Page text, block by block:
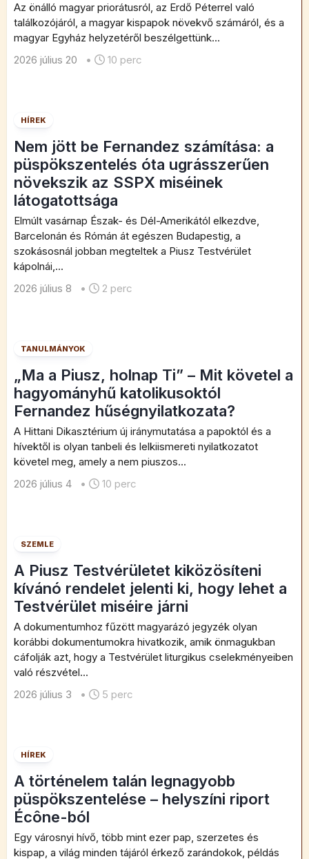
Az önálló magyar priorátusról, az Erdő Péterrel való
találkozójáról, a magyar kispapok növekvő számáról, és a
magyar Egyház helyzetéről beszélgettünk...
2026 július 20
• 10 perc
HÍREK
Nem jött be Fernandez számítása: a
püspökszentelés óta ugrásszerűen
növekszik az SSPX miséinek
látogatottsága
Elmúlt vasárnap Észak- és Dél-Amerikától elkezdve,
Barcelonán és Rómán át egészen Budapestig, a
szokásosnál jobban megteltek a Piusz Testvérület
kápolnái,...
2026 július 8
• 2 perc
TANULMÁNYOK
„Ma a Piusz, holnap Ti” – Mit követel a
hagyományhű katolikusoktól
Fernandez hűségnyilatkozata?
A Hittani Dikasztérium új iránymutatása a papoktól és a
hívektől is olyan tanbeli és lelkiismereti nyilatkozatot
követel meg, amely a nem piuszos...
2026 július 4
• 10 perc
SZEMLE
A Piusz Testvérületet kiközösíteni
kívánó rendelet jelenti ki, hogy lehet a
Testvérület miséire járni
A dokumentumhoz fűzött magyarázó jegyzék olyan
korábbi dokumentumokra hivatkozik, amik önmagukban
cáfolják azt, hogy a Testvérület liturgikus cselekményeiben
való részvétel...
2026 július 3
• 5 perc
HÍREK
A történelem talán legnagyobb
püspökszentelése – helyszíni riport
Écône-ból
Egy városnyi hívő, több mint ezer pap, szerzetes és
kispap, a világ minden tájáról érkező zarándokok, példás